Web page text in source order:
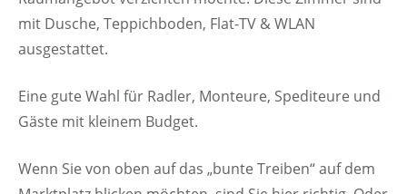
mit Dusche, Teppichboden, Flat-TV & WLAN
ausgestattet.
Eine gute Wahl für Radler, Monteure, Spediteure und
Gäste mit kleinem Budget.
Wenn Sie von oben auf das „bunte Treiben“ auf dem